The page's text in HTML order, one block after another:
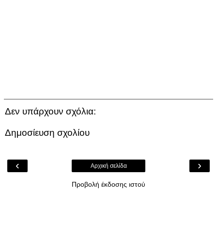
Δεν υπάρχουν σχόλια:
Δημοσίευση σχολίου
‹ ›
Αρχική σελίδα
Προβολή έκδοσης ιστού